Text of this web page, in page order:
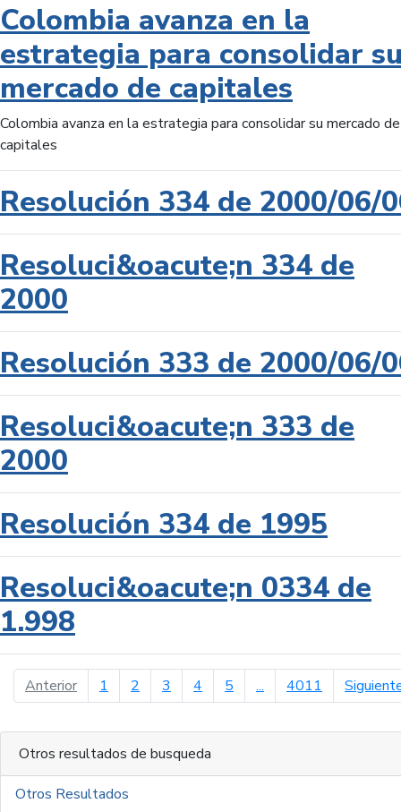
Colombia avanza en la
estrategia para consolidar
mercado de capitales
Colombia avanza en la estrategia para consolidar su mercado de
capitales
Resolución 334 de 2000/06/
Resoluci&oacute;n 334 de
2000
Resolución 333 de 2000/06/
Resoluci&oacute;n 333 de
2000
Resolución 334 de 1995
Resoluci&oacute;n 0334 de
1.998
Anteriorpágina anterior
1 2 3 4 5 ... 4011
Otros resultados de busqueda
Otros Resultados